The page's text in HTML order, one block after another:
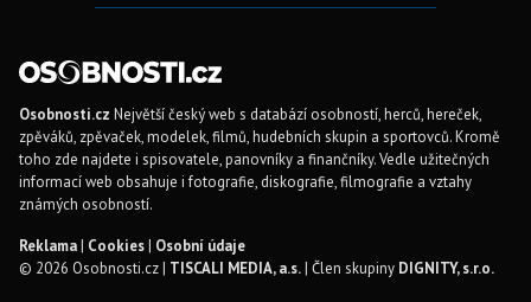
Osobnosti.cz Největší český web s databází osobností, herců, hereček,
zpěváků, zpěvaček, modelek, filmů, hudebních skupin a sportovců. Kromě
toho zde najdete i spisovatele, panovníky a finančníky. Vedle užitečných
informací web obsahuje i fotografie, diskografie, filmografie a vztahy
známých osobností.
Reklama| Cookies| Osobní údaje
© 2026 Osobnosti.cz | TISCALI MEDIA, a.s.| Člen skupiny DIGNITY, s.r.o.